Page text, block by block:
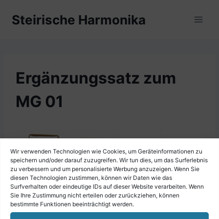
Wir verwenden Technologien wie Cookies, um Geräteinformationen zu
speichern und/oder darauf zuzugreifen. Wir tun dies, um das Surferlebnis
zu verbessern und um personalisierte Werbung anzuzeigen. Wenn Sie
diesen Technologien zustimmen, können wir Daten wie das
Surfverhalten oder eindeutige IDs auf dieser Website verarbeiten. Wenn
Sie Ihre Zustimmung nicht erteilen oder zurückziehen, können
bestimmte Funktionen beeinträchtigt werden.
InhaltSteirische Harmonika
Ergänzungssatz zum
MG 01